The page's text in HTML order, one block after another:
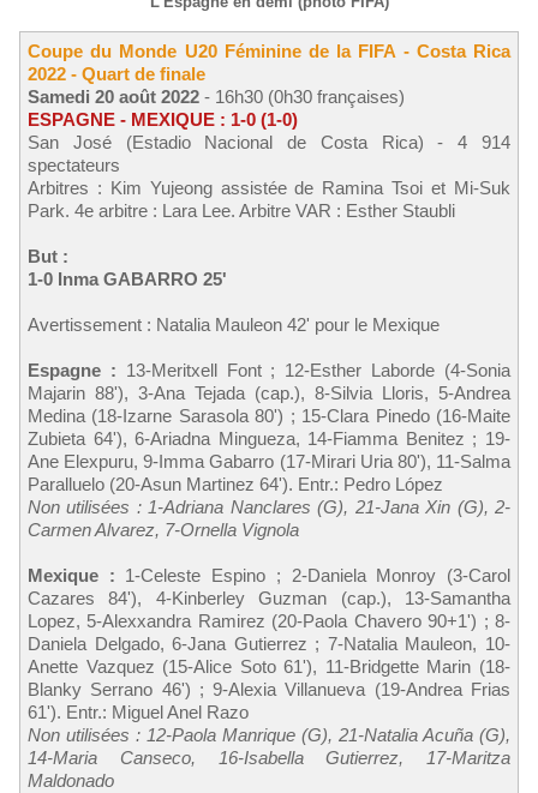
Coupe du Monde U20 Féminine de la FIFA - Costa Rica
2022 - Quart de finale
Samedi 20 août 2022 - 16h30 (0h30 françaises)
ESPAGNE - MEXIQUE : 1-0 (1-0)
San José (Estadio Nacional de Costa Rica) - 4 914
spectateurs
Arbitres : Kim Yujeong assistée de Ramina Tsoi et Mi-Suk
Park. 4e arbitre : Lara Lee. Arbitre VAR : Esther Staubli
But :
1-0 Inma GABARRO 25'
Avertissement : Natalia Mauleon 42' pour le Mexique
Espagne : 13-Meritxell Font ; 12-Esther Laborde (4-Sonia
Majarin 88'), 3-Ana Tejada (cap.), 8-Silvia Lloris, 5-Andrea
Medina (18-Izarne Sarasola 80') ; 15-Clara Pinedo (16-Maite
Zubieta 64'), 6-Ariadna Mingueza, 14-Fiamma Benitez ; 19-
Ane Elexpuru, 9-Imma Gabarro (17-Mirari Uria 80'), 11-Salma
Paralluelo (20-Asun Martinez 64'). Entr.: Pedro López
Non utilisées : 1-Adriana Nanclares (G), 21-Jana Xin (G), 2-
Carmen Alvarez, 7-Ornella Vignola
Mexique : 1-Celeste Espino ; 2-Daniela Monroy (3-Carol
Cazares 84'), 4-Kinberley Guzman (cap.), 13-Samantha
Lopez, 5-Alexxandra Ramirez (20-Paola Chavero 90+1') ; 8-
Daniela Delgado, 6-Jana Gutierrez ; 7-Natalia Mauleon, 10-
Anette Vazquez (15-Alice Soto 61'), 11-Bridgette Marin (18-
Blanky Serrano 46') ; 9-Alexia Villanueva (19-Andrea Frias
61'). Entr.: Miguel Anel Razo
Non utilisées : 12-Paola Manrique (G), 21-Natalia Acuña (G),
14-Maria Canseco, 16-Isabella Gutierrez, 17-Maritza
Maldonado